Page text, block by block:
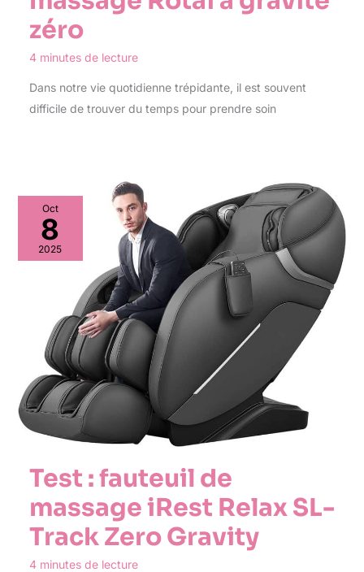
zéro
4 minutes de lecture
Dans notre vie quotidienne trépidante, il est souvent
difficile de trouver du temps pour prendre soin
Oct
8
2025
Test : fauteuil de
massage iRest Relax SL-
Track Zero Gravity
4 minutes de lecture